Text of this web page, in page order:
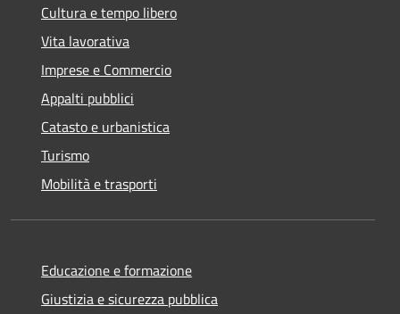
Cultura e tempo libero
Vita lavorativa
Imprese e Commercio
Appalti pubblici
Catasto e urbanistica
Turismo
Mobilità e trasporti
Educazione e formazione
Giustizia e sicurezza pubblica